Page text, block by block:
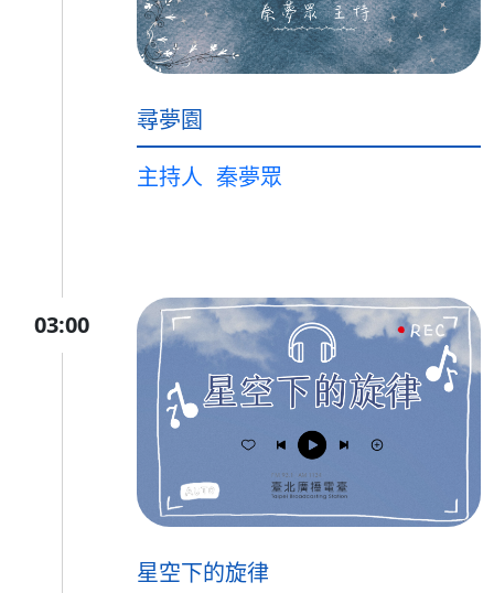
尋夢園
主持人 秦夢眾
03:00
星空下的旋律